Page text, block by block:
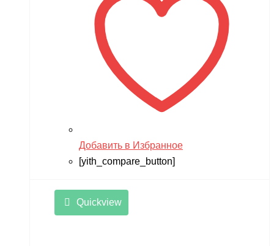
Добавить в Избранное
[yith_compare_button]
Quickview